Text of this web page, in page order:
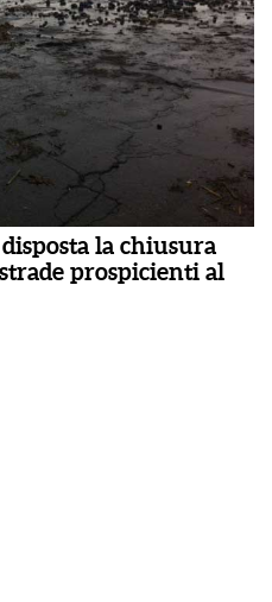
la chiusura
prospicienti al